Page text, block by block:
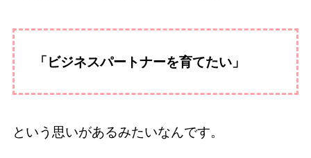
「ビジネスパートナーを育てたい」
という思いがあるみたいなんです。